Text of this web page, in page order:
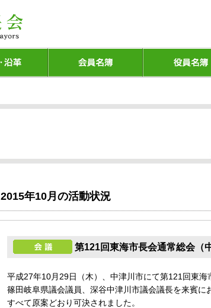
2015年10月の活動状況
第121回東海市長会通常総会（
平成27年10月29日（木）、中津川市にて第121回東海
篠田岐阜県議会議員、深谷中津川市議会議長を来賓に
すべて原案どおり可決されました。